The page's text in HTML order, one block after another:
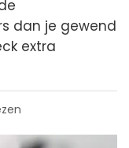
dan je gewend
extra